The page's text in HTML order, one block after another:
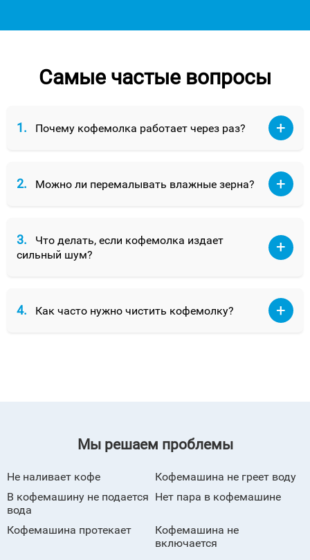
Самые частые вопросы
1. Почему кофемолка работает через раз?
2. Можно ли перемалывать влажные зерна?
3.
Что делать, если кофемолка издает
сильный шум?
4. Как часто нужно чистить кофемолку?
Мы решаем проблемы
Не наливает кофе
Кофемашина не греет воду
В кофемашину не подается
вода
Нет пара в кофемашине
Кофемашина протекает
Кофемашина не
включается